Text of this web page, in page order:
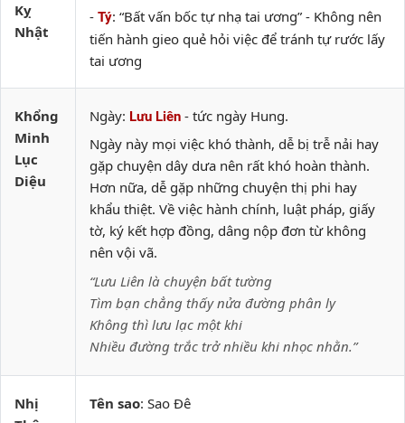
Kỵ
Nhật
- Tý: “Bất vấn bốc tự nhạ tai ương” - Không nên
tiến hành gieo quẻ hỏi việc để tránh tự rước lấy
tai ương
Khổng
Minh
Lục
Diệu
Ngày: Lưu Liên - tức ngày Hung.
Ngày này mọi việc khó thành, dễ bị trễ nải hay
gặp chuyện dây dưa nên rất khó hoàn thành.
Hơn nữa, dễ gặp những chuyện thị phi hay
khẩu thiệt. Về việc hành chính, luật pháp, giấy
tờ, ký kết hợp đồng, dâng nộp đơn từ không
nên vội vã.
“Lưu Liên là chuyện bất tường
Tìm bạn chẳng thấy nửa đường phân ly
Không thì lưu lạc một khi
Nhiều đường trắc trở nhiều khi nhọc nhằn.”
Nhị
Tên sao: Sao Đê